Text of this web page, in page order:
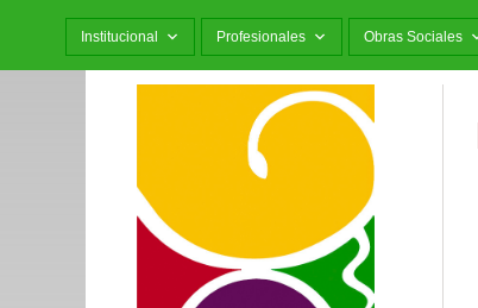
Institucional Profesionales Obras Sociales